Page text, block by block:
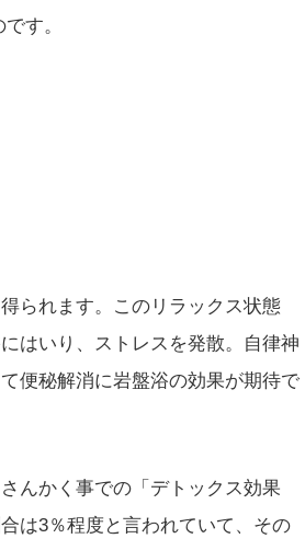
す。
られます。このリラックス状態
はいり、ストレスを発散。自律神
便秘解消に岩盤浴の効果が期待で
んかく事での「デトックス効果
は3％程度と言われていて、その